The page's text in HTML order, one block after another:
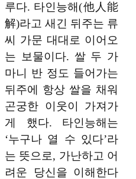
루다. 타인능해(他人能
解)라고 새긴 뒤주는 류
씨 가문 대대로 이어오
는 보물이다. 쌀 두 가
마니 반 정도 들어가는
뒤주에 항상 쌀을 채워
곤궁한 이웃이 가져가
게 했다. 타인능해는
‘누구나 열 수 있다’라
는 뜻으로, 가난하고 어
려운 당신을 이해한다